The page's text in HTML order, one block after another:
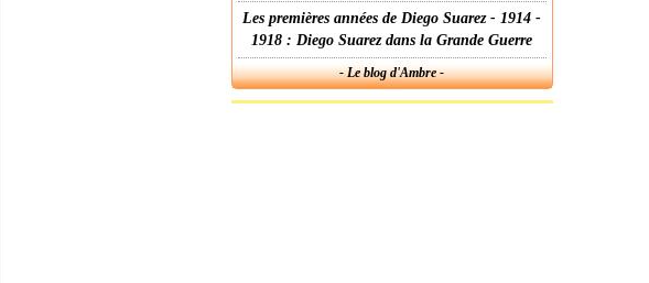
Les premières années de Diego Suarez - 1914 -
1918 : Diego Suarez dans la Grande Guerre
- Le blog d'Ambre -